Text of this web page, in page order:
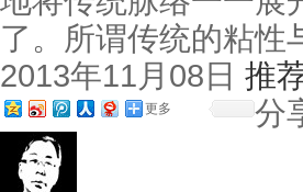
了。所谓传统的粘性
2013年11月08日 推
分
更多